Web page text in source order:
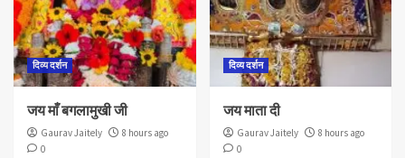
दिव्य दर्शन
जय माँ बगलामुखी जी
Gaurav Jaitely
8 hours ago
0
दिव्य दर्शन
जय माता दी
Gaurav Jaitely
8 hours ago
0